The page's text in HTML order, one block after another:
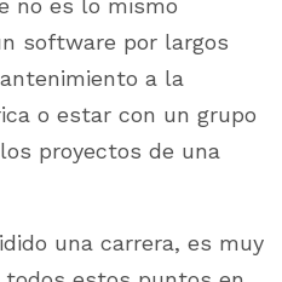
no es lo mismo
software por largos
a la
o estar con un grupo
proyectos de una
una carrera, es muy